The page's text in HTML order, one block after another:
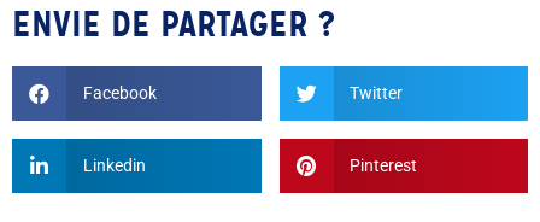
ENVIE DE PARTAGER ?
Facebook Twitter
Linkedin Pinterest